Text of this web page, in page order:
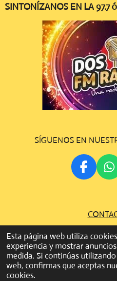
Esta página web utiliza
experiencia y mostrar
medida. Si continúas
web, confirmas que aceptas
cookies.
SINTONÍZANOS EN LA 97.7
SÍGUENOS EN
F
A
B
O
K
W
H
S
A
P
P
©Todos los derechos son reservados
RADIO